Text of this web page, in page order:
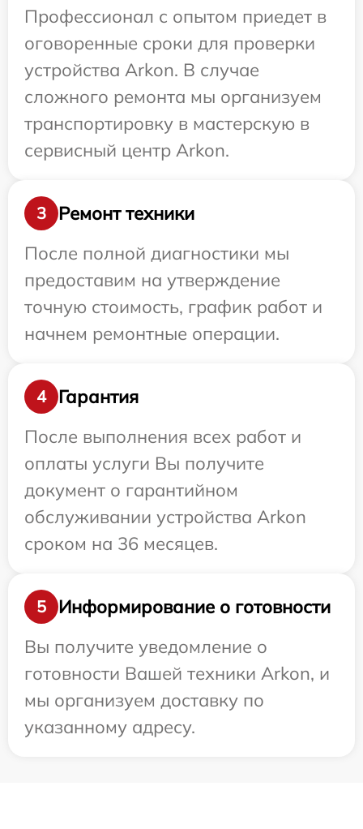
Профессионал с опытом приедет в
оговоренные сроки для проверки
устройства Arkon. В случае
сложного ремонта мы организуем
транспортировку в мастерскую в
сервисный центр Arkon.
3
Ремонт техники
После полной диагностики мы
предоставим на утверждение
точную стоимость, график работ и
начнем ремонтные операции.
4
Гарантия
После выполнения всех работ и
оплаты услуги Вы получите
документ о гарантийном
обслуживании устройства Arkon
сроком на 36 месяцев.
5
Информирование о готовности
Вы получите уведомление о
готовности Вашей техники Arkon, и
мы организуем доставку по
указанному адресу.